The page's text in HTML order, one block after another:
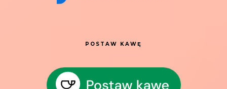
POSTAW KAWĘ